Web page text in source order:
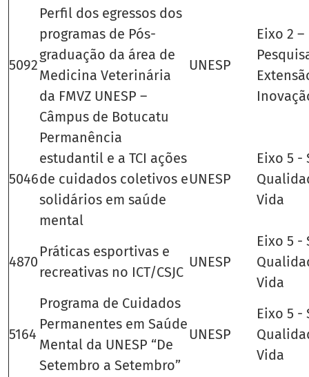
5092
Perfil dos egressos dos
programas de Pós-
graduação da área de
Medicina Veterinária
da FMVZ UNESP –
Câmpus de Botucatu
UNESP
Eixo 2
5046
Permanência
estudantil e a TCI ações
de cuidados coletivos e
solidários em saúde
mental
UNESP
Eixo 5 -
Vida
4870
Práticas esportivas e
recreativas no ICT/CSJC
UNESP
Eixo 5 -
Vida
5164
Programa de Cuidados
Permanentes em Saúde
Mental da UNESP “De
Setembro a Setembro”
UNESP
Eixo 5 -
Vida